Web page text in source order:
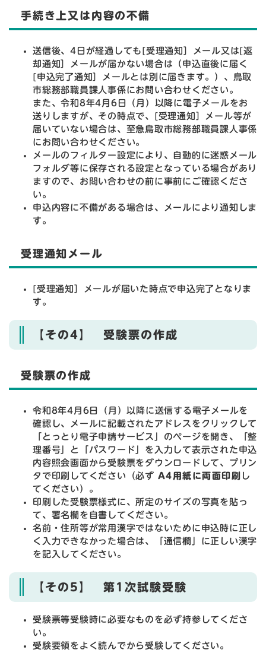
手続き上又は内容の不備
送信後、4日が経過しても[受理通知］メール又は[返
却通知］メールが届かない場合は（申込直後に届く
[申込完了通知］メールとは別に届きます。）、鳥取
市総務部職員課人事係にお問い合わせください。
また、令和8年4月6日（月）以降に電子メールをお
送りしますが、その時点で、[受理通知］メール等が
届いていない場合は、至急鳥取市総務部職員課人事係
にお問い合わせください。
メールのフィルター設定により、自動的に迷惑メール
フォルダ等に保存される設定となっている場合があり
ますので、お問い合わせの前に事前にご確認くださ
い。
申込内容に不備がある場合は、メールにより通知しま
す。
受理通知メール
[受理通知］メールが届いた時点で申込完了となりま
す。
【その4】 受験票の作成
受験票の作成
令和8年4月6日（月）以降に送信する電子メールを
確認し、メールに記載されたアドレスをクリックして
「とっとり電子申請サービス」のページを開き、「整
理番号」と「パスワード」を入力して表示された申込
内容照会画面から受験票をダウンロードして、プリン
タで印刷してください（必ず A4用紙に両面印刷 し
てください）。
印刷した受験票様式に、所定のサイズの写真を貼っ
て、署名欄を自書してください。
名前・住所等が常用漢字ではないために申込時に正し
く入力できなかった場合は、「通信欄」に正しい漢字
を記入してください。
【その5】 第1次試験受験
受験票等受験時に必要なものを必ず持参してくださ
い。
受験要領をよく読んでから受験してください。